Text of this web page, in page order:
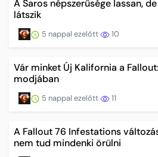
A Saros népszerűsége lassan,
látszik
5 nappal ezelőtt 10
Vár minket Új Kalifornia a
modjában
5 nappal ezelőtt 11
A Fallout 76 Infestations
nem tud mindenki örülni